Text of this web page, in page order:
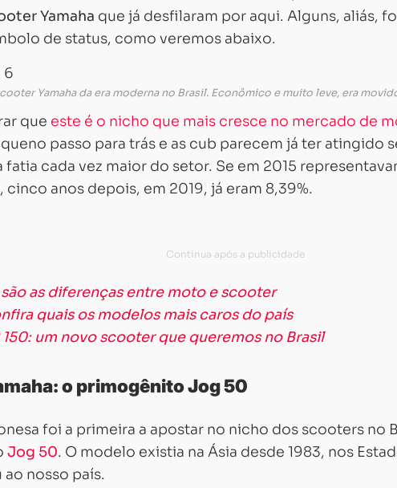
Yamaha que já desfilaram por aqui. Alguns, aliás,
de status, como veremos abaixo.
Yamaha da era moderna no Brasil. Econômico e muito leve, era
que este é o nicho que mais cresce no mercado de
passo para trás e as cub parecem já ter atingido
cada vez maior do setor. Se em 2015
anos depois, em 2019, já eram 8,39%.
as diferenças entre moto e scooter
quais os modelos mais caros do país
150: um novo scooter que queremos no Brasil
o primogênito Jog 50
foi a primeira a apostar no nicho dos scooters no
Jog 50. O modelo existia na Ásia desde 1983, nos
nosso país.